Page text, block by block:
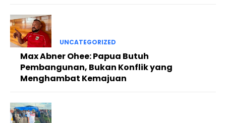
UNCATEGORIZED
Max Abner Ohee: Papua Butuh
Pembangunan, Bukan Konflik yang
Menghambat Kemajuan